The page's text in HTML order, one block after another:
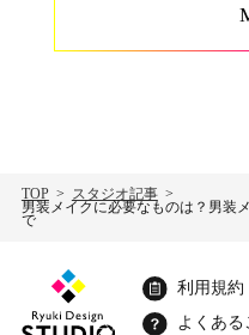
TOP スタジオ記事
男装メイクに必要なものは？男装
で
利用規約
よくある